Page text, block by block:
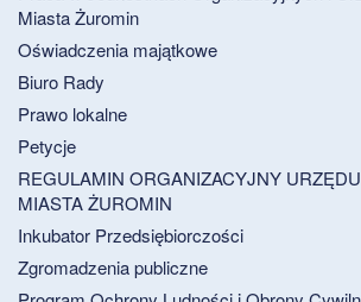
Miasta Żuromin
Oświadczenia majątkowe
Biuro Rady
Prawo lokalne
Petycje
REGULAMIN ORGANIZACYJNY
MIASTA ŻUROMIN
Inkubator Przedsiębiorczości
Zgromadzenia publiczne